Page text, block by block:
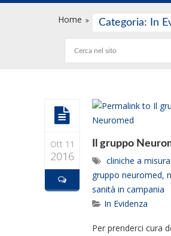
Home Categoria: In
Ott 11
2016
Il gruppo
cliniche a
gruppo neuromed,
sanità in campania
In Evidenza
Per prenderci cura